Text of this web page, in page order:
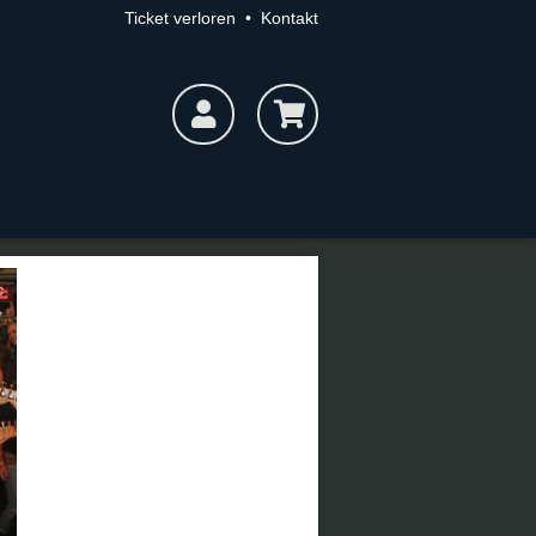
Ticket verloren • Kontakt